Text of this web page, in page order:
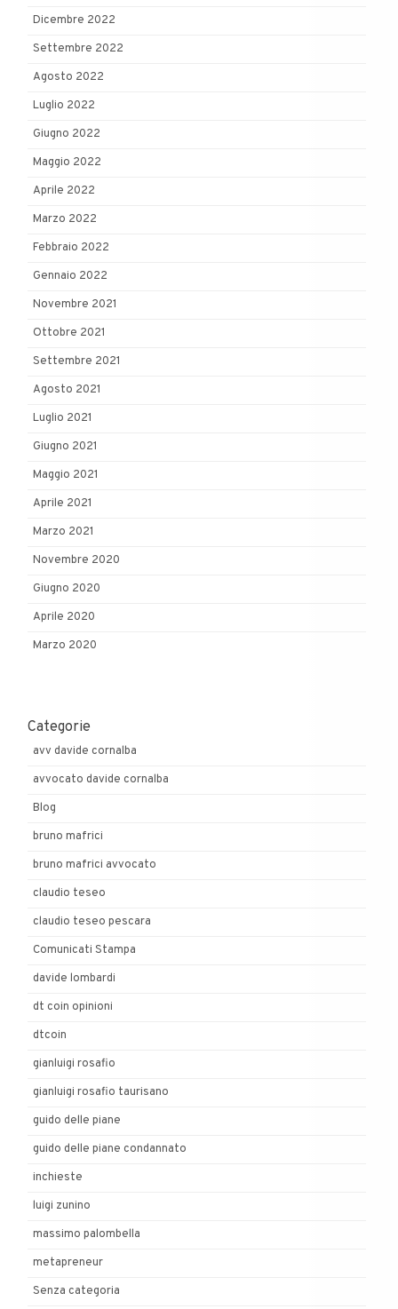
Dicembre 2022
Settembre 2022
Agosto 2022
Luglio 2022
Giugno 2022
Maggio 2022
Aprile 2022
Marzo 2022
Febbraio 2022
Gennaio 2022
Novembre 2021
Ottobre 2021
Settembre 2021
Agosto 2021
Luglio 2021
Giugno 2021
Maggio 2021
Aprile 2021
Marzo 2021
Novembre 2020
Giugno 2020
Aprile 2020
Marzo 2020
Categorie
avv davide cornalba
avvocato davide cornalba
Blog
bruno mafrici
bruno mafrici avvocato
claudio teseo
claudio teseo pescara
Comunicati Stampa
davide lombardi
dt coin opinioni
dtcoin
gianluigi rosafio
gianluigi rosafio taurisano
guido delle piane
guido delle piane condannato
inchieste
luigi zunino
massimo palombella
metapreneur
Senza categoria